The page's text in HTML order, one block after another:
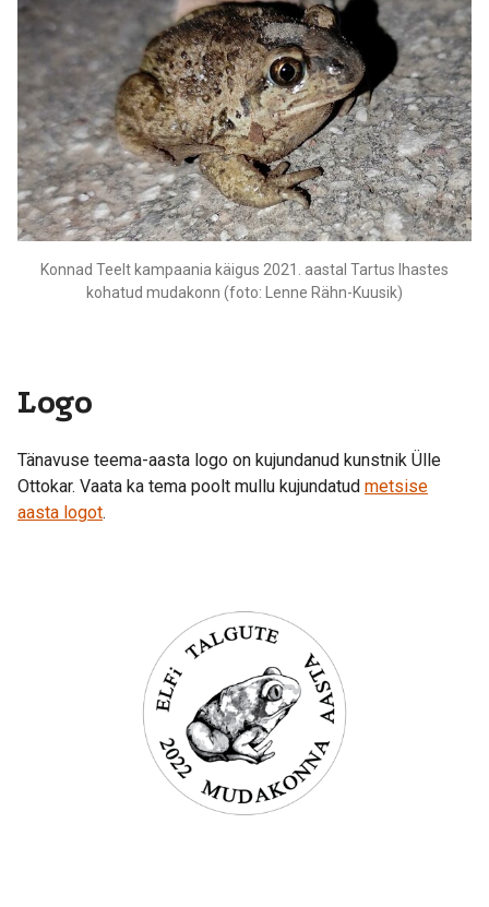
Konnad Teelt kampaania käigus 2021. aastal Tartus Ihastes
kohatud mudakonn (foto: Lenne Rähn-Kuusik)
Logo
Tänavuse teema-aasta logo on kujundanud kunstnik Ülle
Ottokar. Vaata ka tema poolt mullu kujundatud metsise
aasta logot.